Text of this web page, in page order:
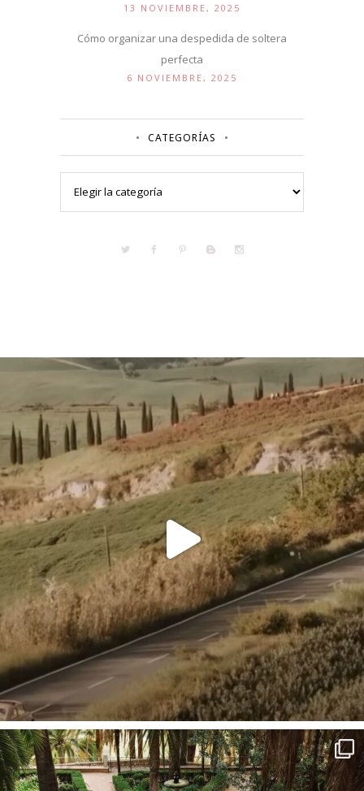
13 NOVIEMBRE, 2025
Cómo organizar una despedida de soltera
perfecta
6 NOVIEMBRE, 2025
CATEGORÍAS